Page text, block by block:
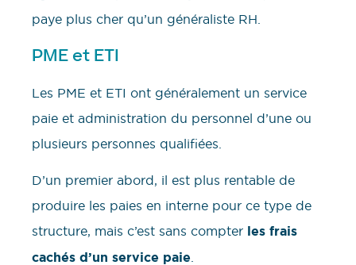
paye plus cher qu’un généraliste RH.
PME et ETI
Les PME et ETI ont généralement un service
paie et administration du personnel d’une ou
plusieurs personnes qualifiées.
D’un premier abord, il est plus rentable de
produire les paies en interne pour ce type de
structure, mais c’est sans compter les frais
cachés d’un service paie.